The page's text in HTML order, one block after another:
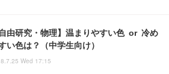
自由研究・物理】温まりやすい色 or 冷め
い色は？（中学生向け）
Wed 17:15